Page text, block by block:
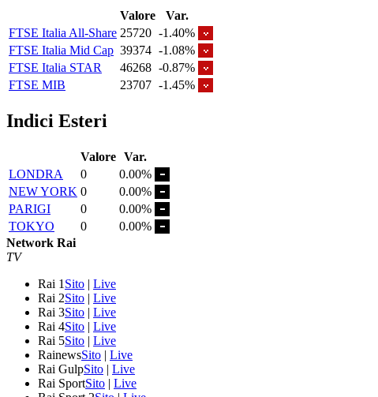
Valore
Var.
FTSE Italia All-Share 25720 -1.40%
FTSE Italia Mid Cap 39374 -1.08%
FTSE Italia STAR
46268 -0.87%
FTSE MIB
23707 -1.45%
Indici Esteri
Valore Var.
LONDRA
0
0.00%
NEW YORK 0
0.00%
PARIGI
0
0.00%
TOKYO
0
0.00%
Network Rai
TV
Rai 1 Sito | Live
Rai 2Sito | Live
Rai 3Sito | Live
Rai 4Sito | Live
Rai 5Sito | Live
RainewsSito | Live
Rai GulpSito | Live
Rai SportSito | Live